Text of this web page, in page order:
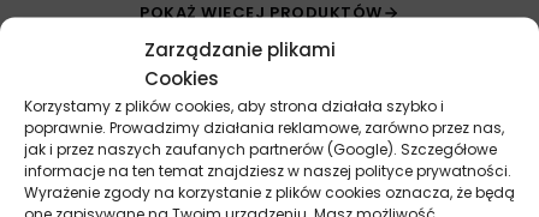
Zarządzanie plikami
Cookies
Korzystamy z plików cookies, aby strona działała szybko i
poprawnie. Prowadzimy działania reklamowe, zarówno przez nas,
jak i przez naszych zaufanych partnerów (Google). Szczegółowe
informacje na ten temat znajdziesz w naszej polityce prywatności.
Wyrażenie zgody na korzystanie z plików cookies oznacza, że będą
one zapisywane na Twoim urządzeniu. Masz możliwość
POKAŻ WIĘCEJ PRODUKTÓW
Przydatne linki